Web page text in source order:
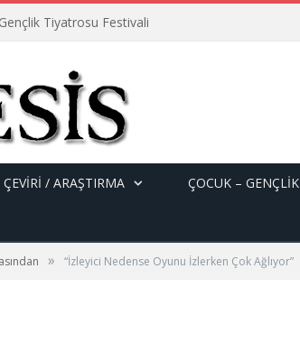
Tiyatrosu Festivali
ÇEVİRİ / ARAŞTIRMA ÇOCUK – GENÇLIK
» “İzleyici Nedense Oyunu İzlerken Çok Ağlıyor”